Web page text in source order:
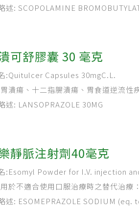
述: SCOPOLAMINE
可舒膠囊 30 毫克
:Quitulcer Capsules 30mgC.L.
潰瘍、十二指腸潰瘍、胃食道逆流性
逆流性疾病之症狀治療、
述: LANSOPRAZOLE 30MG
靜脈注射劑40毫克
:Esomyl Powder for I.V. injection
於不適合使用口服治療時之替代治
嚴重逆流症狀之病患。─NSAID治療
述: ESOMEPRAZOLE SODIUM